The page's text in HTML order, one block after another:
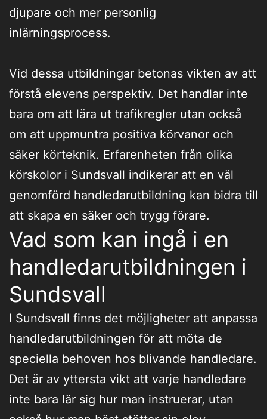
djupare och mer personlig
inlärningsprocess.
Vid dessa utbildningar betonas vikten av att
förstå elevens perspektiv. Det handlar inte
bara om att lära ut trafikregler utan också
om att uppmuntra positiva körvanor och
säker körteknik. Erfarenheten från olika
körskolor i Sundsvall indikerar att en väl
genomförd handledarutbildning kan bidra till
att skapa en säker och trygg förare.
Vad som kan ingå i en
handledarutbildningen i
Sundsvall
I Sundsvall finns det möjligheter att anpassa
handledarutbildningen för att möta de
speciella behoven hos blivande handledare.
Det är av yttersta vikt att varje handledare
inte bara lär sig hur man instruerar, utan